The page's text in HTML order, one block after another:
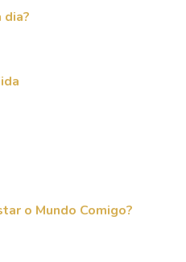
dia?
o Mundo Comigo?